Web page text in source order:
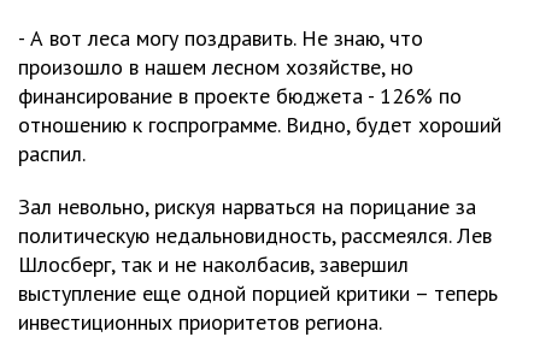
- А вот леса могу поздравить. Не знаю, что
произошло в нашем лесном хозяйстве, но
финансирование в проекте бюджета - 126% по
отношению к госпрограмме. Видно, будет хороший
распил.
Зал невольно, рискуя нарваться на порицание за
политическую недальновидность, рассмеялся. Лев
Шлосберг, так и не наколбасив, завершил
выступление еще одной порцией критики – теперь
инвестиционных приоритетов региона.